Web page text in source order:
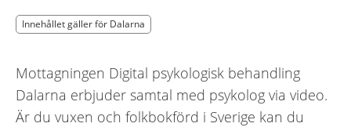
Innehållet gäller för Dalarna
Innehållet gäller för Dalarna
Mottagningen Digital psykologisk behandling
Dalarna erbjuder samtal med psykolog via video.
Är du vuxen och folkbokförd i Sverige kan du